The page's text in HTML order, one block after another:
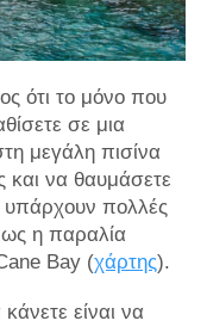
ότι το μόνο που
σε μια
μεγάλη πισίνα
και να θαυμάσετε
υπάρχουν πολλές
η παραλία
Bay (χάρτης).
είναι να